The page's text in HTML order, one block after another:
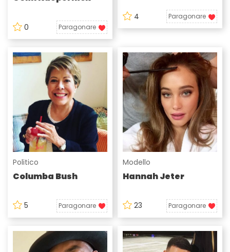
0 Paragonare
4 Paragonare
Politico
Columba Bush
5 Paragonare
Modello
Hannah Jeter
23 Paragonare